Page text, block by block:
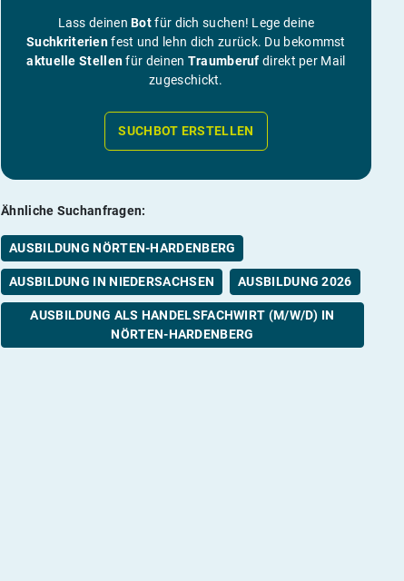
Lass deinenBotfür dich suchen! Lege deine
Suchkriterienfest und lehn dich zurück. Du bekommst
aktuelle Stellenfür deinen Traumberuf direkt per Mail
zugeschickt.
SUCHBOT ERSTELLEN
Ähnliche Suchanfragen:
AUSBILDUNG NÖRTEN-HARDENBERG
AUSBILDUNG IN NIEDERSACHSEN AUSBILDUNG 2026
AUSBILDUNG ALS HANDELSFACHWIRT (M/W/D) IN
NÖRTEN-HARDENBERG